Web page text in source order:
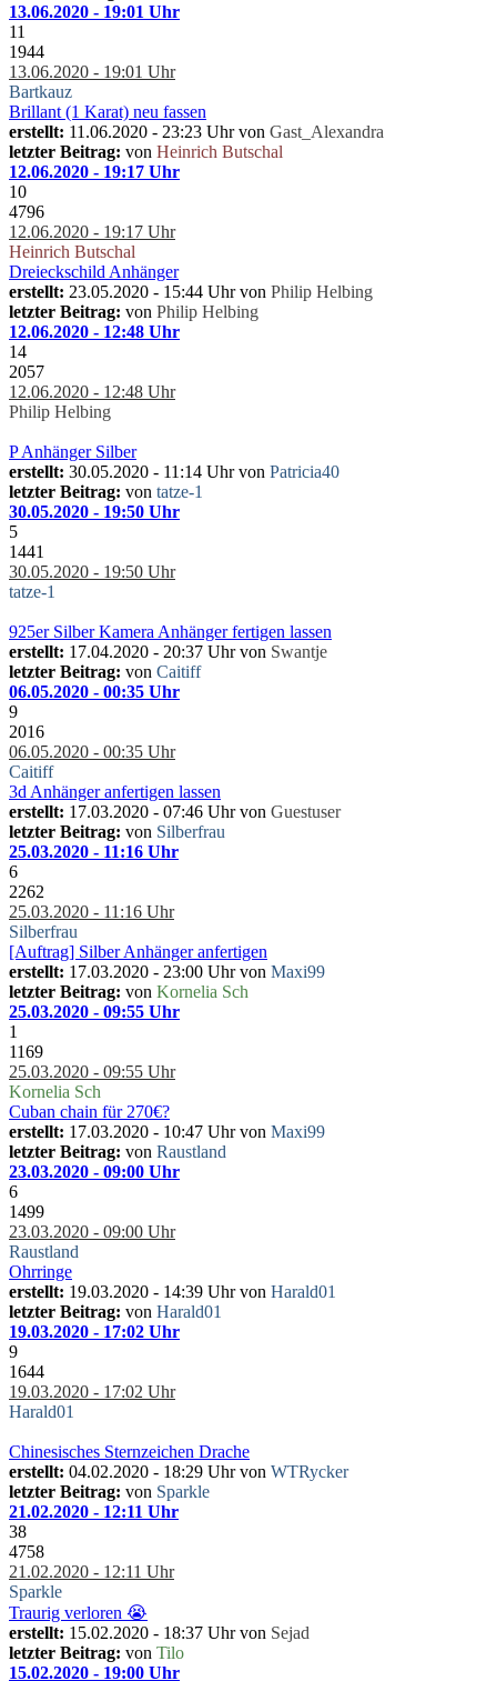
13.06.2020 - 19:01 Uhr
11
1944
13.06.2020 - 19:01 Uhr
Bartkauz
Brillant (1 Karat) neu fassen
erstellt: 11.06.2020 - 23:23 Uhr von Gast_Alexandra
letzter Beitrag: von Heinrich Butschal
12.06.2020 - 19:17 Uhr
10
4796
12.06.2020 - 19:17 Uhr
Heinrich Butschal
Dreieckschild Anhänger
erstellt: 23.05.2020 - 15:44 Uhr von Philip Helbing
letzter Beitrag: von Philip Helbing
12.06.2020 - 12:48 Uhr
14
2057
12.06.2020 - 12:48 Uhr
Philip Helbing
P Anhänger Silber
erstellt: 30.05.2020 - 11:14 Uhr von Patricia40
letzter Beitrag: von tatze-1
30.05.2020 - 19:50 Uhr
5
1441
30.05.2020 - 19:50 Uhr
tatze-1
925er Silber Kamera Anhänger fertigen lassen
erstellt: 17.04.2020 - 20:37 Uhr von Swantje
letzter Beitrag: von Caitiff
06.05.2020 - 00:35 Uhr
9
2016
06.05.2020 - 00:35 Uhr
Caitiff
3d Anhänger anfertigen lassen
erstellt: 17.03.2020 - 07:46 Uhr von Guestuser
letzter Beitrag: von Silberfrau
25.03.2020 - 11:16 Uhr
6
2262
25.03.2020 - 11:16 Uhr
Silberfrau
[Auftrag] Silber Anhänger anfertigen
erstellt: 17.03.2020 - 23:00 Uhr von Maxi99
letzter Beitrag: von Kornelia Sch
25.03.2020 - 09:55 Uhr
1
1169
25.03.2020 - 09:55 Uhr
Kornelia Sch
Cuban chain für 270€?
erstellt: 17.03.2020 - 10:47 Uhr von Maxi99
letzter Beitrag: von Raustland
23.03.2020 - 09:00 Uhr
6
1499
23.03.2020 - 09:00 Uhr
Raustland
Ohrringe
erstellt: 19.03.2020 - 14:39 Uhr von Harald01
letzter Beitrag: von Harald01
19.03.2020 - 17:02 Uhr
9
1644
19.03.2020 - 17:02 Uhr
Harald01
Chinesisches Sternzeichen Drache
erstellt: 04.02.2020 - 18:29 Uhr von WTRycker
letzter Beitrag: von Sparkle
21.02.2020 - 12:11 Uhr
38
4758
21.02.2020 - 12:11 Uhr
Sparkle
Traurig verloren 😭
erstellt: 15.02.2020 - 18:37 Uhr von Sejad
letzter Beitrag: von Tilo
15.02.2020 - 19:00 Uhr